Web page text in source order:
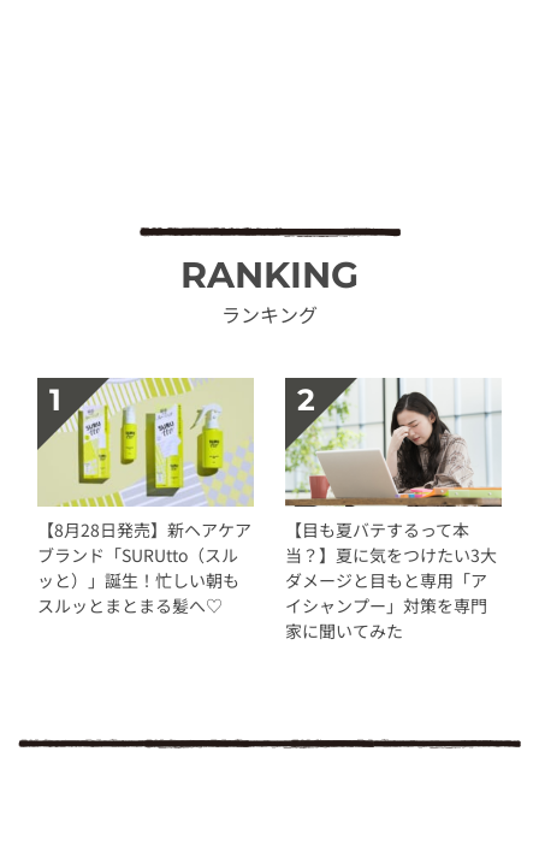
RANKING
ランキング
【8月28日発売】新ヘアケア
ブランド「SURUtto（スル
ッと）」誕生！忙しい朝も
スルッとまとまる髪へ♡
【目も夏バテするって本
当？】夏に気をつけたい3大
ダメージと目もと専用「ア
イシャンプー」対策を専門
家に聞いてみた